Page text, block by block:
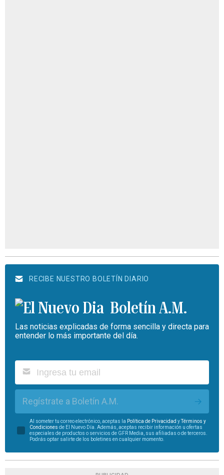
RECIBE NUESTRO BOLETÍN DIARIO
Boletín A.M.
Las noticias explicadas de forma sencilla y directa para
entender lo más importante del día.
Regístrate a Boletín A.M.
Al someter tu correo electrónico, aceptas la Política de Privacidad yTérminos y
Condiciones de El Nuevo Día. Además, aceptas recibir información u ofertas
especiales de productos o servicios de GFR Media, sus afiliadas o de terceros.
Podrás optar salirte de los boletines en cualquier momento.